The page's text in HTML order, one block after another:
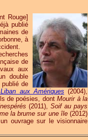
Rouge]
publié
de
à
de
aux
double
de
aux Amériques (2004),
de poésies, dontMourir à la
(2011),Soif au pays
la brume sur une île(2012)
ouvrage sur le visionnaire